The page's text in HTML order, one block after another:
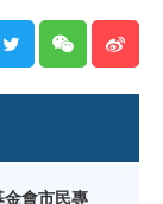
金會市民專